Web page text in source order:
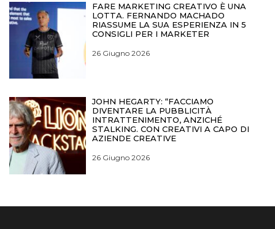
FARE MARKETING CREATIVO È UNA
LOTTA. FERNANDO MACHADO
RIASSUME LA SUA ESPERIENZA IN 5
CONSIGLI PER I MARKETER
26 Giugno 2026
JOHN HEGARTY: “FACCIAMO
DIVENTARE LA PUBBLICITÀ
INTRATTENIMENTO, ANZICHÉ
STALKING. CON CREATIVI A CAPO DI
AZIENDE CREATIVE
26 Giugno 2026